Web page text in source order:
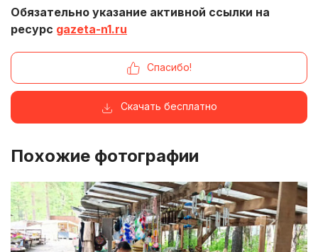
Обязательно указание активной ссылки на
ресурс gazeta-n1.ru
Спасибо!
Скачать бесплатно
Похожие фотографии